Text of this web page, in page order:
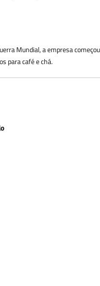
Mundial, a empresa
para café e chá.